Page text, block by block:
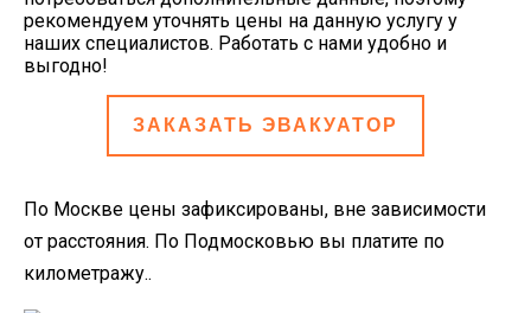
рекомендуем уточнять цены на данную услугу у
наших специалистов. Работать с нами удобно и
выгодно!
ЗАКАЗАТЬ ЭВАКУАТОР
По Москве цены зафиксированы, вне зависимости
от расстояния. По Подмосковью вы платите по
километражу..